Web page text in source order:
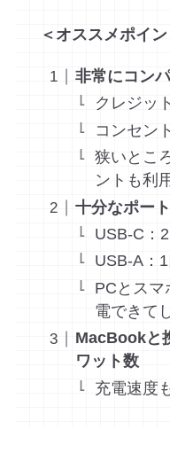
＜オススメポイン
非常にコン
クレジッ
コンセン
狭いとこ
ントも利
十分なポー
USB-C：
USB-A：1
PCとスマ
電できて
MacBookと
ワット数
充電速度